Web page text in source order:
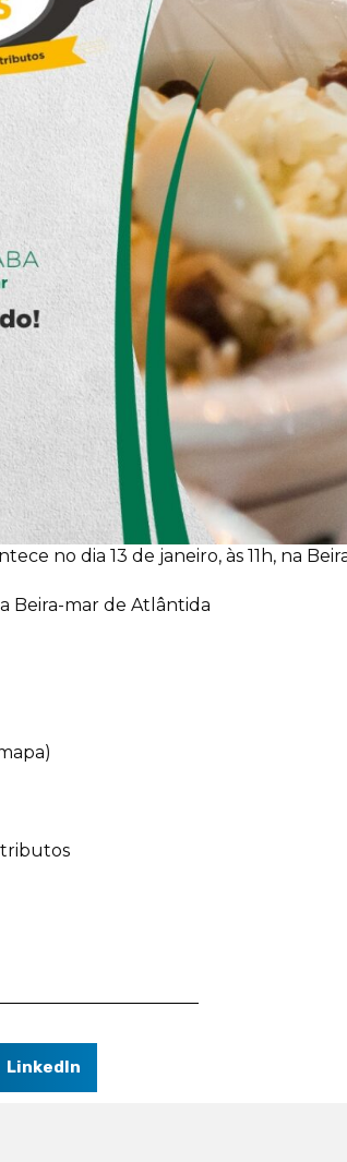
no dia 13 de janeiro, às 11h, na
Beira-mar de Atlântida
tributos
LinkedIn